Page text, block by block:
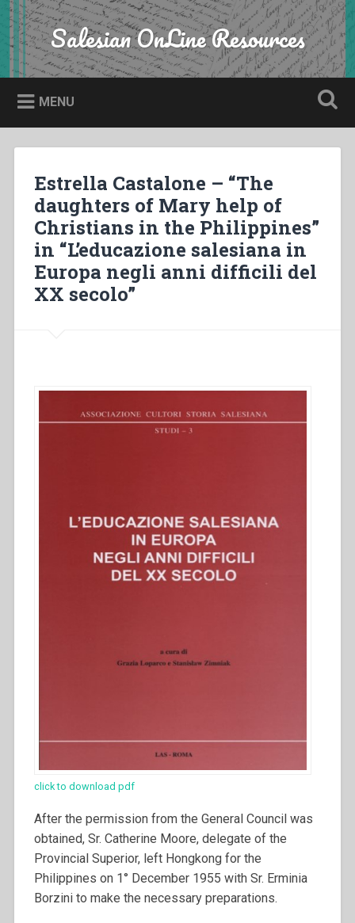
Skip
to
content
Search Salesian OnLine Resources
MENU
Estrella Castalone – “The
daughters of Mary help of
Christians in the Philippines”
in “L’educazione salesiana in
Europa negli anni difficili del
XX secolo”
click to download pdf
After the permission from the General Council was
obtained, Sr. Catherine Moore, delegate of the
Provincial Superior, left Hongkong for the
Philippines on 1° December 1955 with Sr. Erminia
Borzini to make the necessary preparations.